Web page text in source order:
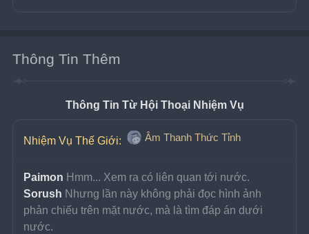
Thông Tin Thêm
Thông Tin Từ Hội Thoại Nhiệm Vụ
Nhiệm Vụ Thế Giới: Âm Thanh Thức Tỉnh
Paimon Hmm... Xem ra có liên quan tới nước.
Sorush Nhưng lần này không phải đọc hình ảnh
phản chiếu trên mặt nước, mà là tìm đáp án dưới
nước.